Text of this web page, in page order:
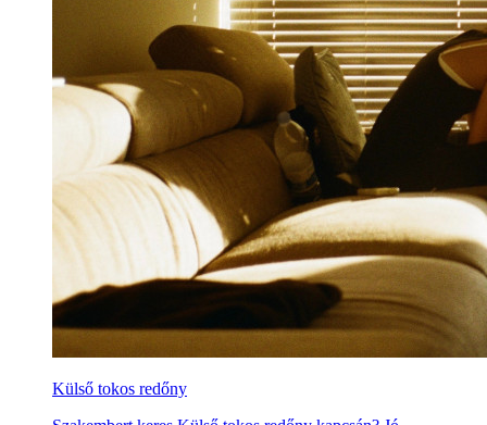
Külső tokos redőny